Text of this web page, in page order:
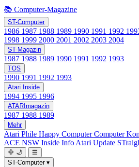
📚 Computer-Magazine
ST-Computer
1986 1987 1988 1989 1990 1991 1992
1998 1999 2000 2001 2002 2003 2004
ST-Magazin
1987 1988 1989 1990 1991 1992 1993
TOS
1990 1991 1992 1993
Atari Inside
1994 1995 1996
ATARImagazin
1987 1988 1989
Mehr
Atari Phile Happy ComputerComputer
ACE NSW Inside Info Atari Update
🌞 🌙
☰
ST-Computer ▾